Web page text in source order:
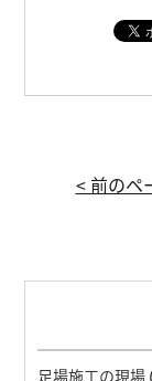
< 前のペ
足場施工の現場